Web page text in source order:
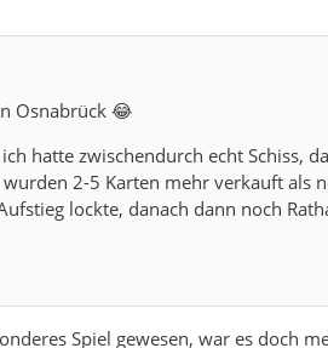
Osnabrück 😂
hatte zwischendurch echt Schiss,
2-5 Karten mehr verkauft als
lockte, danach dann noch
Spiel gewesen, war es doch